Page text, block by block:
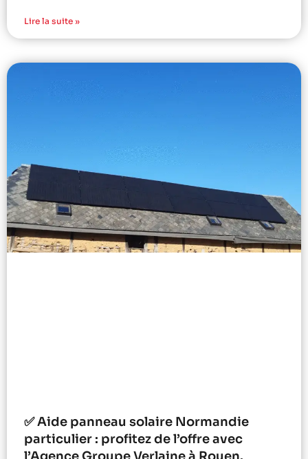
Lire la suite »
✅ Aide panneau solaire Normandie
particulier : profitez de l’offre avec